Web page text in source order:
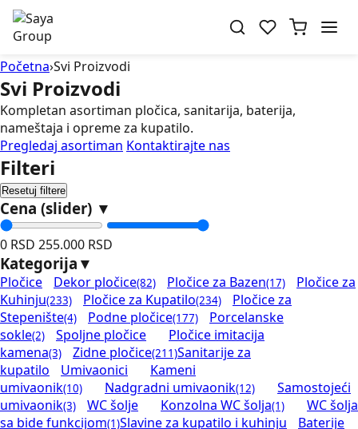
Početna›Svi Proizvodi
Svi Proizvodi
Kompletan asortiman pločica, sanitarija, baterija,
nameštaja i opreme za kupatilo.
Pregledaj asortiman Kontaktirajte nas
Filteri
Resetuj filtere
Cena (slider) ▼
0 RSD 255.000 RSD
Kategorija ▼
Pločice Dekor pločice(82) Pločice za Bazen(17)
Pločice za
Kuhinju(233) Pločice za Kupatilo(234)
Pločice za
Stepenište(4) Podne pločice(177)
Porcelanske
sokle(2) Spoljne pločice
Pločice imitacija
kamena(3) Zidne pločice(211)Sanitarije za
kupatilo
Umivaonici
Kameni
umivaonik(10) Nadgradni umivaonik(12)
Samostojeći
umivaonik(3) WC šolje Konzolna WC šolja(1)
WC šolja
sa bide funkcijom(1)Slavine za kupatilo i kuhinju
Baterije